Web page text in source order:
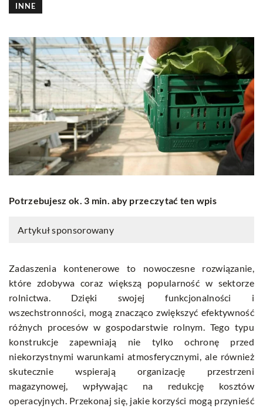
INNE
Potrzebujesz ok. 3 min. aby przeczytać ten wpis
Artykuł sponsorowany
Zadaszenia kontenerowe to nowoczesne rozwiązanie,
które zdobywa coraz większą popularność w sektorze
rolnictwa. Dzięki swojej funkcjonalności i
wszechstronności, mogą znacząco zwiększyć efektywność
różnych procesów w gospodarstwie rolnym. Tego typu
konstrukcje zapewniają nie tylko ochronę przed
niekorzystnymi warunkami atmosferycznymi, ale również
skutecznie wspierają organizację przestrzeni
magazynowej, wpływając na redukcję kosztów
operacyjnych. Przekonaj się, jakie korzyści mogą przynieść